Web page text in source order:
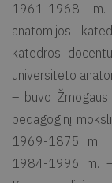
1961-1968
anatomijos
katedros
universiteto
– buvo Žmogaus
pedagoginį
1969-1875 m.
1984-1996 m.